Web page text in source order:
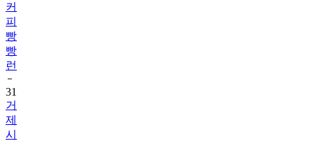
커
피
빵
빵
런
31
거
제
시